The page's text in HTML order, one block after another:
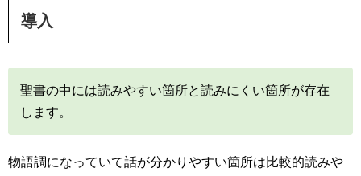
導入
聖書の中には読みやすい箇所と読みにくい箇所が存在
します。
物語調になっていて話が分かりやすい箇所は比較的読みや